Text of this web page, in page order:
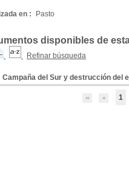
en : Pasto
disponibles de
Refinar búsqueda
Campaña del Sur y destrucción del
1
- 1815